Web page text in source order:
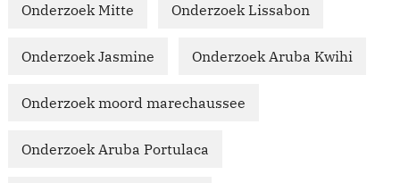
Onderzoek Mitte Onderzoek Lissabon
Onderzoek Jasmine Onderzoek Aruba Kwihi
Onderzoek moord marechaussee
Onderzoek Aruba Portulaca